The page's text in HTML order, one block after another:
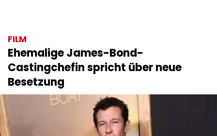
FILM
Ehemalige James-Bond-
Castingchefin spricht über neue
Besetzung